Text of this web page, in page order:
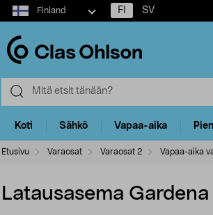
Select
market
Finland FI SV
Koti Sähkö Vapaa-aika
Etusivu Varaosat Varaosat 2 Vapaa-aika
Latausasema